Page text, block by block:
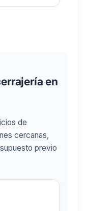
en
de
cercanas,
previo